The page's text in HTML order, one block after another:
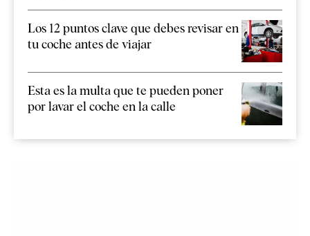
Los 12 puntos clave que debes revisar en
tu coche antes de viajar
Esta es la multa que te pueden poner
por lavar el coche en la calle